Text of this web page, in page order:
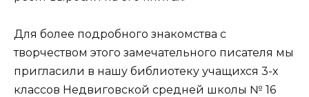
Для более подробного знакомства с
творчеством этого замечательного писателя мы
пригласили в нашу библиотеку учащихся 3-х
классов Недвиговской средней школы № 16